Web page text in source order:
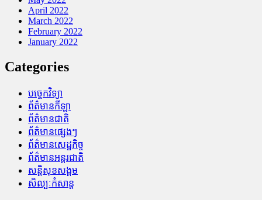
April 2022
March 2022
February 2022
January 2022
Categories
បច្ចេកវិទ្យា
ព័ត៌មានកីឡា
ព័ត៌មានជាតិ
ព័ត៌មានផ្សេងៗ
ព័ត៌មានសេដ្ឋកិច្ច
ព័ត៌មានអន្តរជាតិ
សន្តិសុខសង្គម
សិល្បៈកំសាន្ត